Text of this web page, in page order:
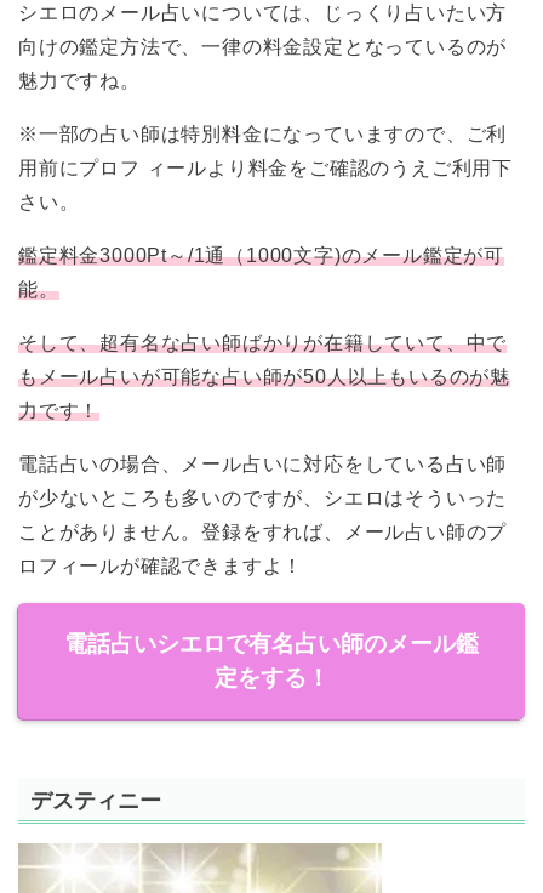
シエロのメール占いについては、じっくり占いたい方
向けの鑑定方法で、一律の料金設定となっているのが
魅力ですね。
※一部の占い師は特別料金になっていますので、ご利
用前にプロフ ィールより料金をご確認のうえご利用下
さい。
鑑定料金3000Pt～/1通（1000文字)のメール鑑定が可
能。
そして、超有名な占い師ばかりが在籍していて、中で
もメール占いが可能な占い師が50人以上もいるのが魅
力です！
電話占いの場合、メール占いに対応をしている占い師
が少ないところも多いのですが、シエロはそういった
ことがありません。登録をすれば、メール占い師のプ
ロフィールが確認できますよ！
電話占いシエロで有名占い師のメール鑑
定をする！
デスティニー